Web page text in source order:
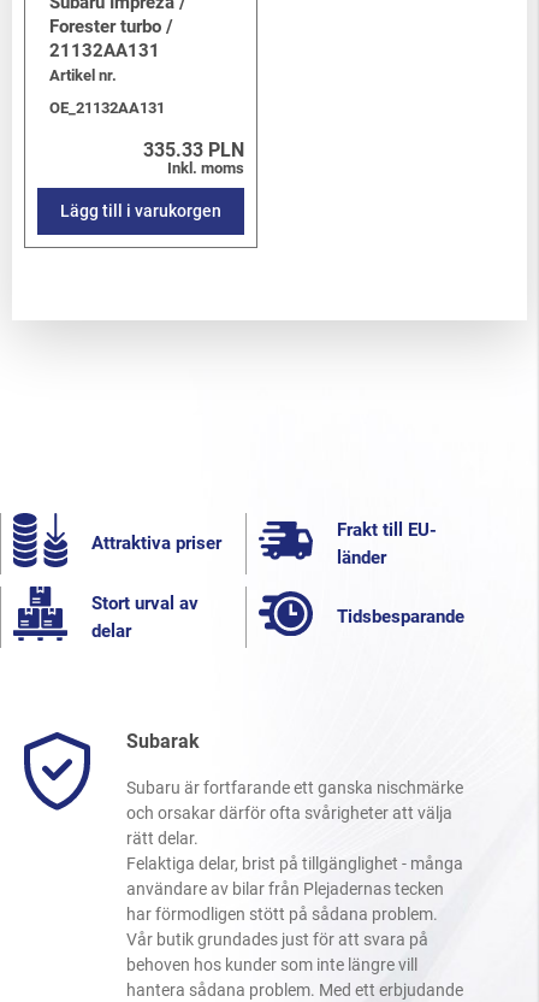
Forester turbo /
21132AA131
Artikel nr.
OE_21132AA131
335.33 PLN
Inkl. moms
Lägg till i varukorgen
Attraktiva priser
Frakt till EU-
länder
Stort urval av
delar
Tidsbesparande
Subarak
Subaru är fortfarande ett ganska nischmärke
och orsakar därför ofta svårigheter att välja
rätt delar.
Felaktiga delar, brist på tillgänglighet - många
användare av bilar från Plejadernas tecken
har förmodligen stött på sådana problem.
Vår butik grundades just för att svara på
behoven hos kunder som inte längre vill
hantera sådana problem. Med ett erbjudande